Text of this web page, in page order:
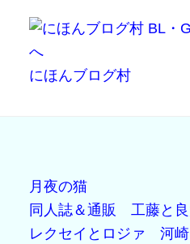
にほんブログ村
月夜の猫
同人誌＆通販
工藤と
レクセイとロジァ
河